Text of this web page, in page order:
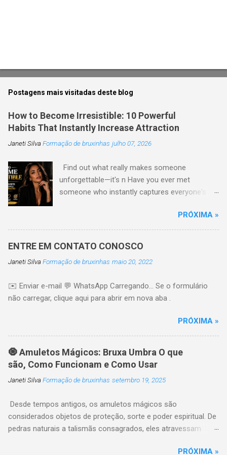
Postagens mais visitadas deste blog
How to Become Irresistible: 10 Powerful
Habits That Instantly Increase Attraction
Janeti Silva Formação de bruxinhas julho 07, 2026
Find out what really makes someone
unforgettable—it's n Have you ever met
someone who instantly captures everyone's
is usually not the perfect look or expensive
clothes. Truly irresistible people have habits and
attractive, confident, and more aware 1.
of the most attractive qualities a person can
have. It comes from trusting yourself,
your own life. People naturally like it Tip:
Practice positive self-talk every day. 🔥 Just
one click left... I'll send you three private videos.
2. Improve yourself Before you even say it
Walk with purpose. Confident body language
Listener Most people Instead of thinking about
what you're going to say ...
PRÓXIMA »
ENTRE EM CONTATO CONOSCO
Janeti Silva Formação de bruxinhas maio 20, 2022
✉️ Enviar e-mail 💬 WhatsApp Carregando… Se o formulário
não carregar, clique aqui para abrir em nova aba .
PRÓXIMA »
🧿 Amuletos Mágicos: Bruxa Umbra O que
são, Como Funcionam e Como Usar
Janeti Silva Formação de bruxinhas setembro 19, 2025
Desde tempos antigos, os amuletos mágicos são
considerados objetos de proteção, sorte e poder espiritual. De
pedras naturais a talismãs consagrados, eles atravessam
espiritualidade e bem-estar energético. Neste artigo, você vai
PRÓXIMA »